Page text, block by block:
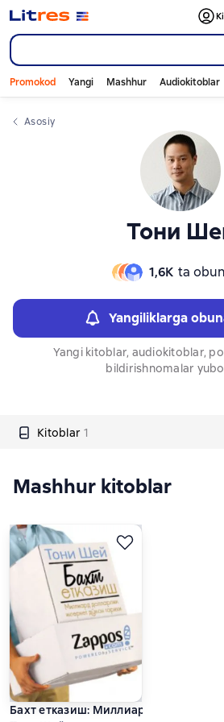
Promokod Yangi Mashhur Audiokitoblar
Asosiy
Тони
1,6К ta
Yangiliklarga
Yangi kitoblar, audiokitoblar,
bildirishnomalar
Kitoblar 1
Слайдер с книгами
Mashhur kitoblar
Бахт етказиш: Миллиард долларлик